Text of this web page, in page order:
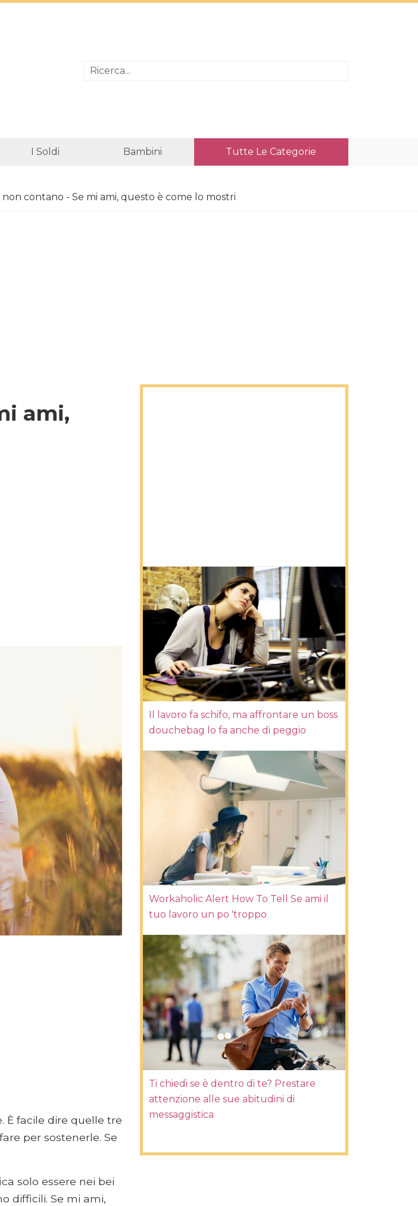
I Soldi Bambini Tutte Le Categorie
non contano - Se mi ami, questo è come lo mostri
ami,
È facile dire quelle tre
per sostenerle. Se
solo essere nei bei
difficili. Se mi ami,
Il lavoro fa schifo, ma affrontare un boss
douchebag lo fa anche di peggio
Workaholic Alert How To Tell Se ami il
tuo lavoro un po 'troppo
Ti chiedi se è dentro di te? Prestare
attenzione alle sue abitudini di
messaggistica